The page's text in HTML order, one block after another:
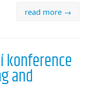
read more →
konference
and